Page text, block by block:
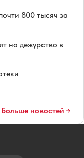
800 тысяч за
на дежурство в
Больше новостей